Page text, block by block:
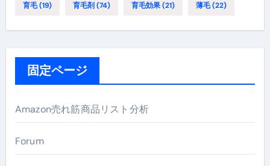
育毛(19) 育毛剤 (74) 育毛効果(21) 薄毛(22)
固定ページ
Amazon売れ筋商品リスト分析
Forum